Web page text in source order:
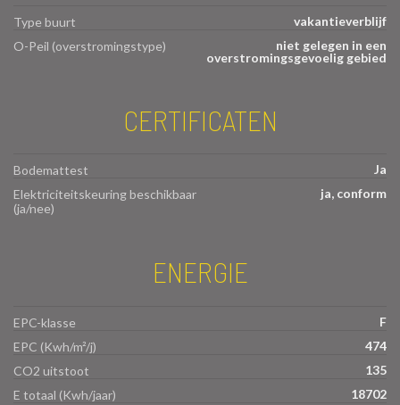
Type buurt
vakantieverblijf
O-Peil (overstromingstype)
niet gelegen in een
overstromingsgevoelig gebied
CERTIFICATEN
Bodemattest
Ja
Elektriciteitskeuring beschikbaar
(ja/nee)
ja, conform
ENERGIE
EPC-klasse
F
EPC (Kwh/m²/j)
474
CO2 uitstoot
135
E totaal (Kwh/jaar)
18702